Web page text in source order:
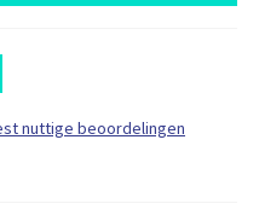
nuttige beoordelingen